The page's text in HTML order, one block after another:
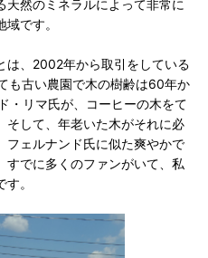
天然のミネラルによって非常に
です。
は、2002年から取引をしている
も古い農園で木の樹齢は60年か
・リマ氏が、コーヒーの木をて
そして、年老いた木がそれに必
フェルナンド氏に似た爽やかで
すでに多くのファンがいて、私
。